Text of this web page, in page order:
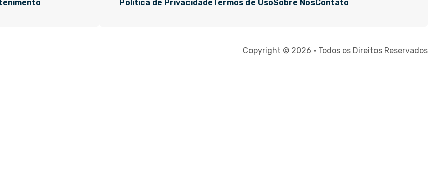
Política de PrivacidadeTermos de UsoSobre NósContato
Copyright © 2026 • Todos os Direitos Reservados